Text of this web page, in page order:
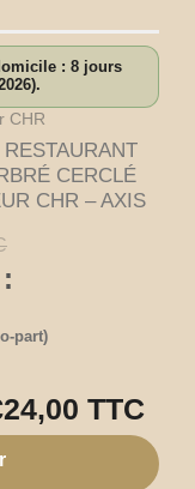
: 8 jours
CHR
CERCLÉ
CHR – AXIS
part)
24,00 TTC